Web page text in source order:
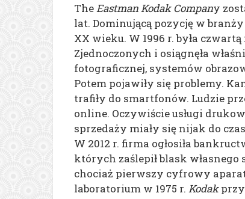
TheEastman Kodak Company
lat. Dominującą pozycję w
XX wieku. W 1996 r. była
Zjednoczonych i osiągnęła
fotograficznej, systemów
Potem pojawiły się problemy.
trafiły do smartfonów. Ludzie
online. Oczywiście usługi
sprzedaży miały się nijak do
W 2012 r. firma ogłosiła
których zaślepił blask
chociaż pierwszy cyfrowy
laboratorium w 1975 r. Kodak